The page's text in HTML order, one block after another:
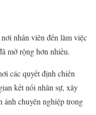
nhân viên đến làm việc
mở rộng hơn nhiều.
các quyết định chiến
kết nối nhân sự, xây
ảnh chuyên nghiệp trong